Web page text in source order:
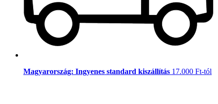
Magyarország: Ingyenes standard kiszállítás 17.000 Ft-tól